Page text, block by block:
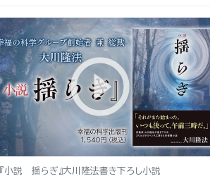
『小説 揺らぎ』大川隆法書き下ろし小説